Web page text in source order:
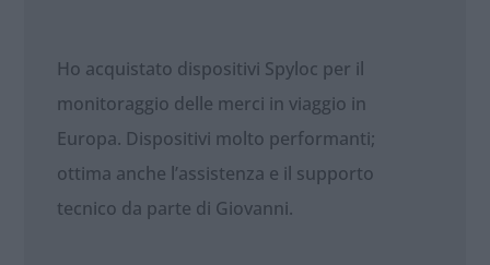
Ho acquistato dispositivi Spyloc per il
monitoraggio delle merci in viaggio in
Europa. Dispositivi molto performanti;
ottima anche l’assistenza e il supporto
tecnico da parte di Giovanni.